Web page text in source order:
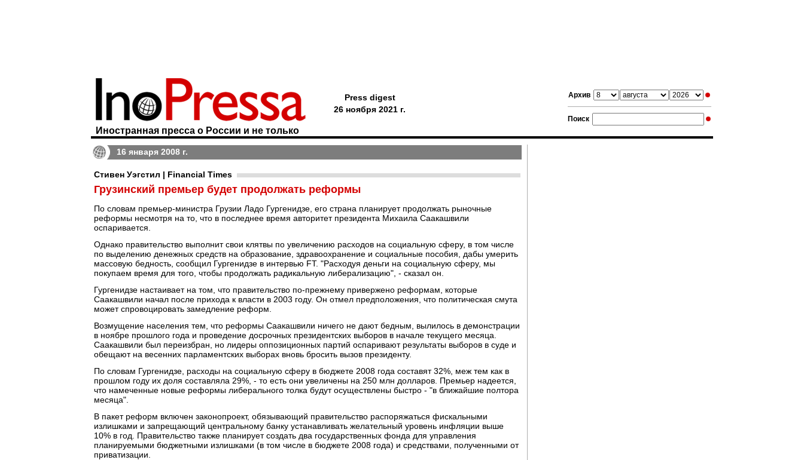
Архив
Поиск
Иностранная пресса о России и не только
Press digest
26 ноября 2021 г.
16 января 2008 г.
Стивен Уэгстил | Financial Times
Грузинский премьер будет продолжать реформы
По словам премьер-министра Грузии Ладо Гургенидзе, его страна планирует продолжать рыночные
реформы несмотря на то, что в последнее время авторитет президента Михаила Саакашвили
оспаривается.
Однако правительство выполнит свои клятвы по увеличению расходов на социальную сферу, в том числе
по выделению денежных средств на образование, здравоохранение и социальные пособия, дабы умерить
массовую бедность, сообщил Гургенидзе в интервью FT. "Расходуя деньги на социальную сферу, мы
покупаем время для того, чтобы продолжать радикальную либерализацию", - сказал он.
Гургенидзе настаивает на том, что правительство по-прежнему привержено реформам, которые
Саакашвили начал после прихода к власти в 2003 году. Он отмел предположения, что политическая смута
может спровоцировать замедление реформ.
Возмущение населения тем, что реформы Саакашвили ничего не дают бедным, вылилось в демонстрации
в ноябре прошлого года и проведение досрочных президентских выборов в начале текущего месяца.
Саакашвили был переизбран, но лидеры оппозиционных партий оспаривают результаты выборов в суде и
обещают на весенних парламентских выборах вновь бросить вызов президенту.
По словам Гургенидзе, расходы на социальную сферу в бюджете 2008 года составят 32%, меж тем как в
прошлом году их доля составляла 29%, - то есть они увеличены на 250 млн долларов. Премьер надеется,
что намеченные новые реформы либерального толка будут осуществлены быстро - "в ближайшие полтора
месяца".
В пакет реформ включен законопроект, обязывающий правительство распоряжаться фискальными
излишками и запрещающий центральному банку устанавливать желательный уровень инфляции выше
10% в год. Правительство также планирует создать два государственных фонда для управления
планируемыми бюджетными излишками (в том числе в бюджете 2008 года) и средствами, полученными от
приватизации.